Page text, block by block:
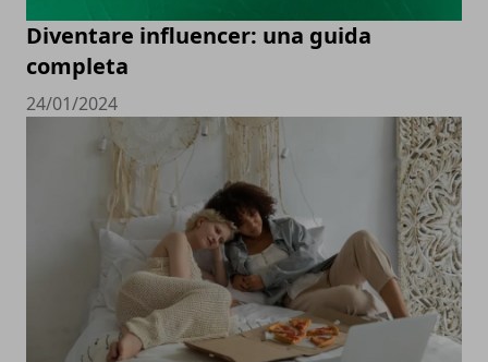
Diventare influencer: una guida
completa
24/01/2024